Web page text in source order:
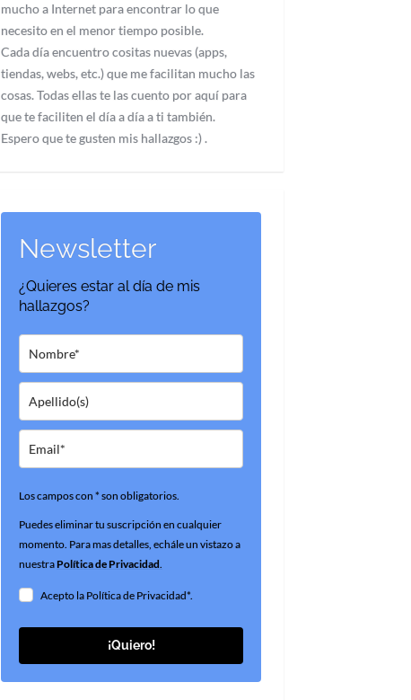
mucho a Internet para encontrar lo que
necesito en el menor tiempo posible.
Cada día encuentro cositas nuevas (apps,
tiendas, webs, etc.) que me facilitan mucho las
cosas. Todas ellas te las cuento por aquí para
que te faciliten el día a día a ti también.
Espero que te gusten mis hallazgos :) .
Newsletter
¿Quieres estar al día de mis
hallazgos?
Los campos con * son obligatorios.
Puedes eliminar tu suscripción en cualquier
momento. Para mas detalles, echále un vistazo a
nuestraPolítica de Privacidad.
Acepto la Política de Privacidad*.
¡Quiero!